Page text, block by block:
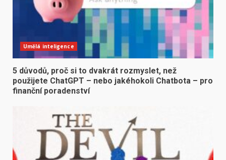
Umělá inteligence
5 důvodů, proč si to dvakrát rozmyslet, než
použijete ChatGPT – nebo jakéhokoli Chatbota – pro
finanční poradenství